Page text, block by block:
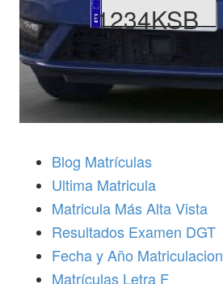
1234KSB
Blog Matrículas
Ultima Matricula
Matricula Más Alta Vista
Resultados Examen DGT
Fecha y Año Matriculacion
Matrículas Letra F